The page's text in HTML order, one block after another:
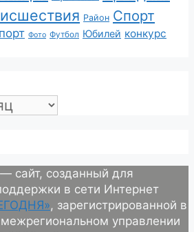
Район Спорт
Фото Футбол Юбилей конкурс
— сайт, созданный для
в сети Интернет
, зарегистрированной в
управлении